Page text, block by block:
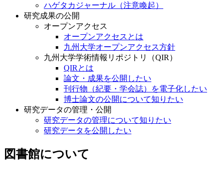
ハゲタカジャーナル（注意喚起）
研究成果の公開
オープンアクセス
オープンアクセスとは
九州大学オープンアクセス方針
九州大学学術情報リポジトリ（QIR）
QIRとは
論文・成果を公開したい
刊行物（紀要・学会誌）を電子化したい
博士論文の公開について知りたい
研究データの管理・公開
研究データの管理について知りたい
研究データを公開したい
図書館について